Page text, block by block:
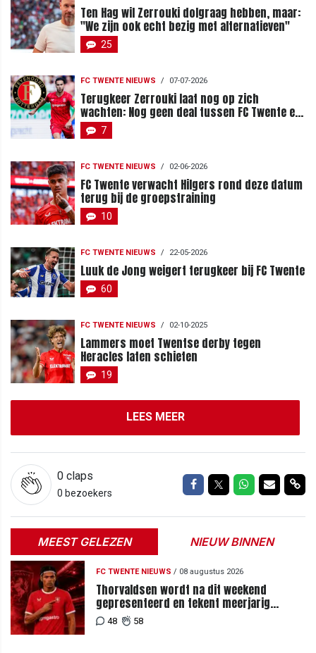
Ten Hag wil Zerrouki dolgraag hebben, maar:
"We zijn ook echt bezig met alternatieven"
25
FC TWENTE NIEUWS / 07-07-2026
Terugkeer Zerrouki laat nog op zich
wachten: Nog geen deal tussen FC Twente en
Feyenoord
7
FC TWENTE NIEUWS / 02-06-2026
FC Twente verwacht Hilgers rond deze datum
terug bij de groepstraining
10
FC TWENTE NIEUWS / 22-05-2026
Luuk de Jong weigert terugkeer bij FC Twente
60
FC TWENTE NIEUWS / 02-10-2025
Lammers moet Twentse derby tegen
Heracles laten schieten
19
LEES MEER
0 claps
0 bezoekers
Delen op Facebook
Delen op Twitter
Delen op
Delen
MEEST GELEZEN NIEUW BINNEN
FC TWENTE NIEUWS / 08 augustus 2026
Thorvaldsen wordt na dit weekend
gepresenteerd en tekent meerjarig
contract bij FC Twente
48 58